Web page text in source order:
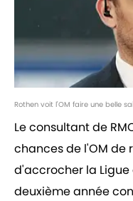
Rothen voit l'OM faire une belle
Le consultant de
chances de l'OM de
d'accrocher la
deuxième année